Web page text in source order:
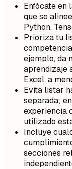
Enfócate en
que se
Python,
Prioriza tu
ejemplo, da
aprendizaje
Excel, a
Evita listar
separada;
experiencia
utilizado
Incluye
secciones